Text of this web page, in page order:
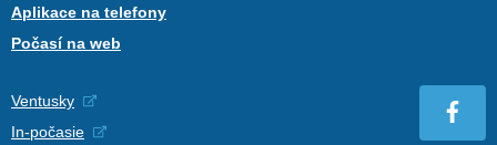
Aplikace na telefony
Počasí na web
Ventusky
In-počasie